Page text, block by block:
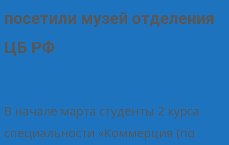
посетили музей отделения
ЦБ РФ
В начале марта студенты 2 курса
специальности «Коммерция (по